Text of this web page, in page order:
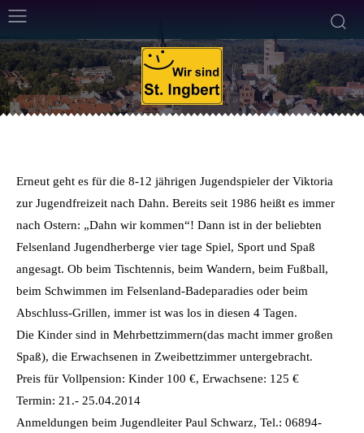
8. März 2014 Von Frank Leyendecker Weniger als eineMin. Lesezeit
Erneut geht es für die 8-12 jährigen Jugendspieler der Viktoria
zur Jugendfreizeit nach Dahn. Bereits seit 1986 heißt es immer
nach Ostern: „Dahn wir kommen“! Dann ist in der beliebten
Felsenland Jugendherberge vier tage Spiel, Sport und Spaß
angesagt. Ob beim Tischtennis, beim Wandern, beim Fußball,
beim Schwimmen im Felsenland-Badeparadies oder beim
Abschluss-Grillen, immer ist was los in diesen 4 Tagen.
Die Kinder sind in Mehrbettzimmern(das macht immer großen
Spaß), die Erwachsenen in Zweibettzimmer untergebracht.
Preis für Vollpension: Kinder 100 €, Erwachsene: 125 €
Termin: 21.- 25.04.2014
Anmeldungen beim Jugendleiter Paul Schwarz, Tel.: 06894-